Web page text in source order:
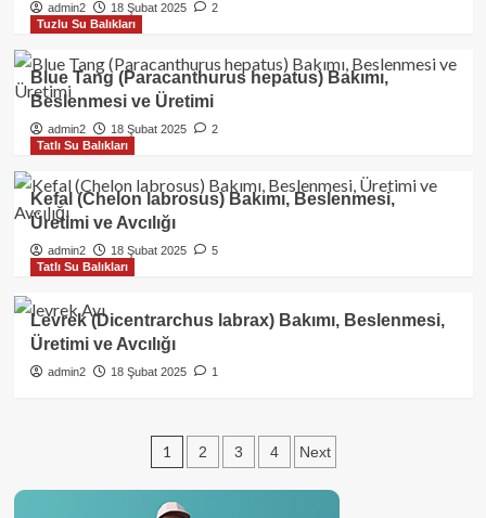
admin2 18 Şubat 2025
2
Tuzlu Su Balıkları
Blue Tang (Paracanthurus hepatus) Bakımı,
Beslenmesi ve Üretimi
admin2 18 Şubat 2025
2
Tatlı Su Balıkları
Kefal (Chelon labrosus) Bakımı, Beslenmesi,
Üretimi ve Avcılığı
admin2 18 Şubat 2025
5
Tatlı Su Balıkları
Levrek (Dicentrarchus labrax) Bakımı, Beslenmesi,
Üretimi ve Avcılığı
admin2 18 Şubat 2025 1
Yazı
sayfalaması
1 2 3 4 Next